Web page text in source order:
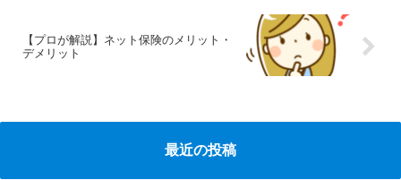
【プロが解説】ネット保険のメリット・
デメリット
最近の投稿